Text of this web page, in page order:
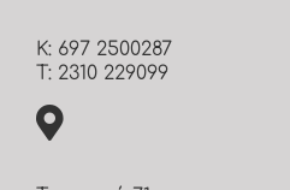
Κ: 697 2500287
Τ: 2310 229099